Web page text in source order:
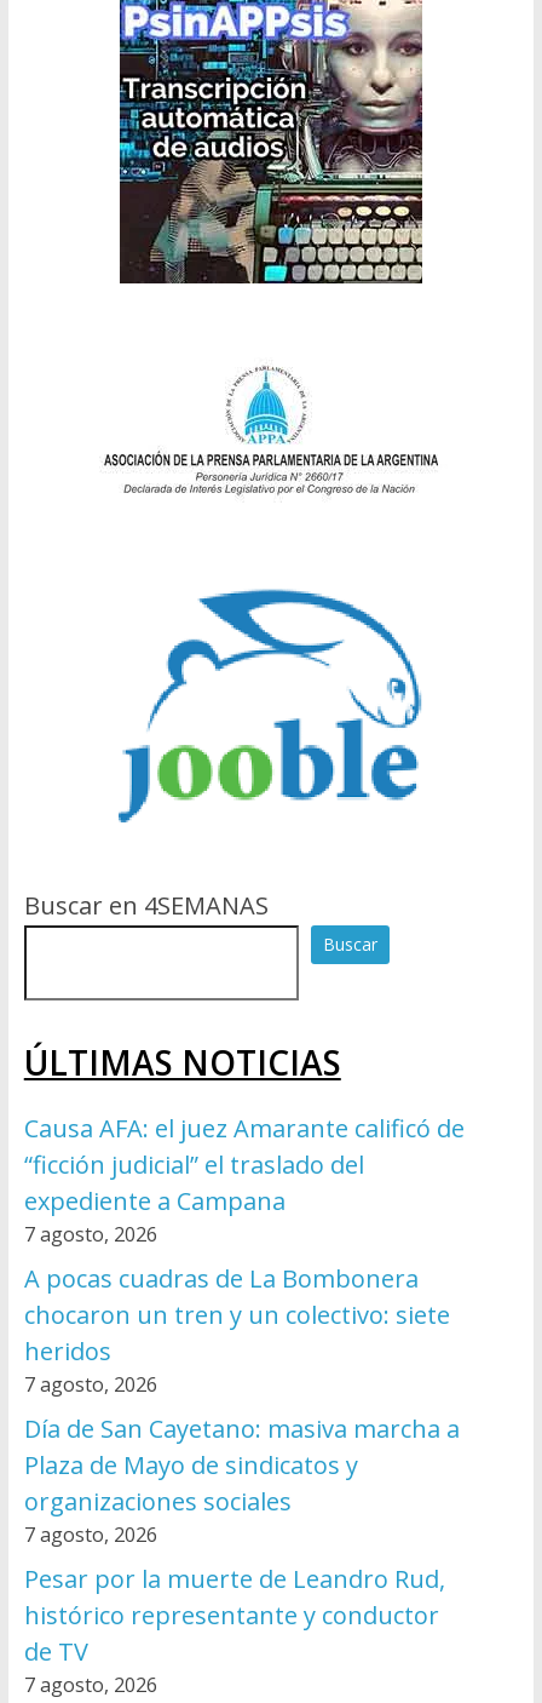
Buscar en 4SEMANAS
Buscar
ÚLTIMAS NOTICIAS
Causa AFA: el juez Amarante calificó de
“ficción judicial” el traslado del
expediente a Campana
7 agosto, 2026
A pocas cuadras de La Bombonera
chocaron un tren y un colectivo: siete
heridos
7 agosto, 2026
Día de San Cayetano: masiva marcha a
Plaza de Mayo de sindicatos y
organizaciones sociales
7 agosto, 2026
Pesar por la muerte de Leandro Rud,
histórico representante y conductor
de TV
7 agosto, 2026